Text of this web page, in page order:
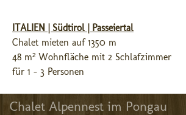
ITALIEN | Südtirol | Passeiertal
Chalet mieten auf 1350 m
48 m² Wohnfläche mit 2 Schlafzimmer
für 1 - 3 Personen
Chalet Alpennest im Pongau